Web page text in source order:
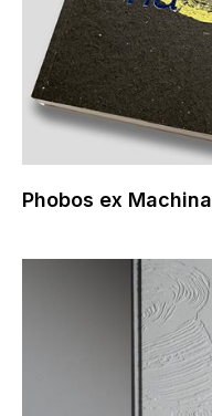
Phobos ex Machina